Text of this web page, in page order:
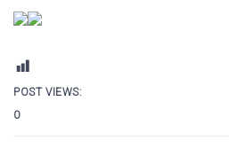
POST VIEWS:
0